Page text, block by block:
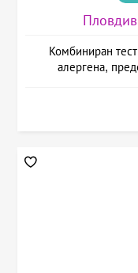
Пловдив
Комбиниран
алергена,